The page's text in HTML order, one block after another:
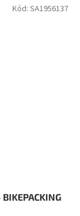
BIKEPACKING
Kód: SA1956137